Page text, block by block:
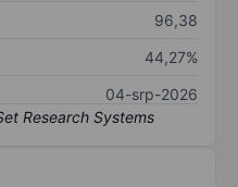
96,38
44,27%
04-srp-2026